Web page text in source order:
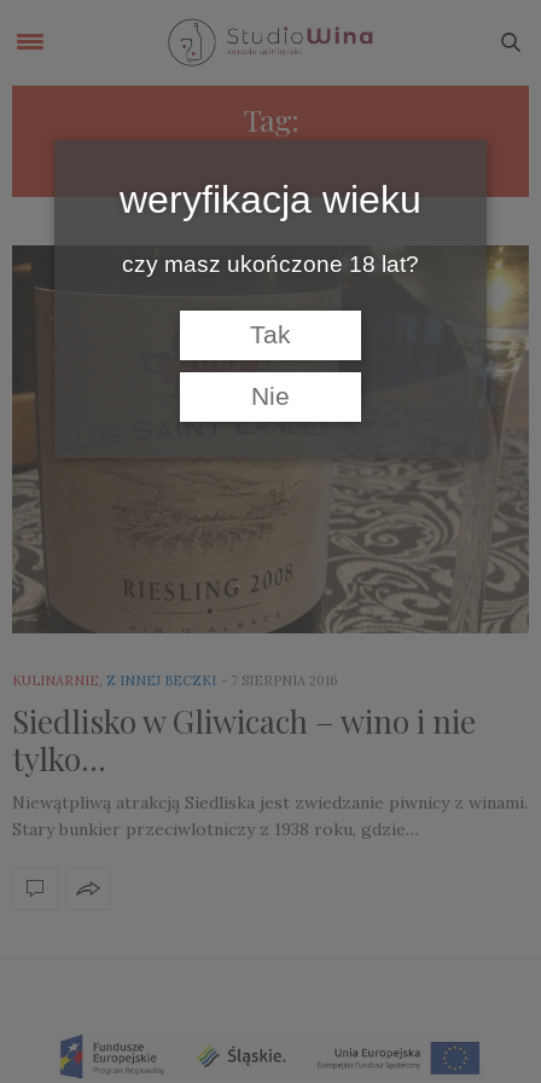
Tag:
KULINARNIE, Z INNEJ BECZKI 7 SIERPNIA 2016
Siedlisko w Gliwicach – wino i nie
tylko…
Niewątpliwą atrakcją Siedliska jest zwiedzanie piwnicy z winami.
Stary bunkier przeciwlotniczy z 1938 roku, gdzie…
weryfikacja wieku
czy masz ukończone 18 lat?
Tak
Nie